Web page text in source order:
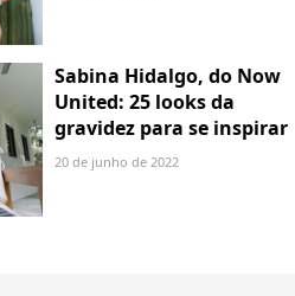
Sabina Hidalgo, do Now
United: 25 looks da
gravidez para se inspirar
20 de junho de 2022